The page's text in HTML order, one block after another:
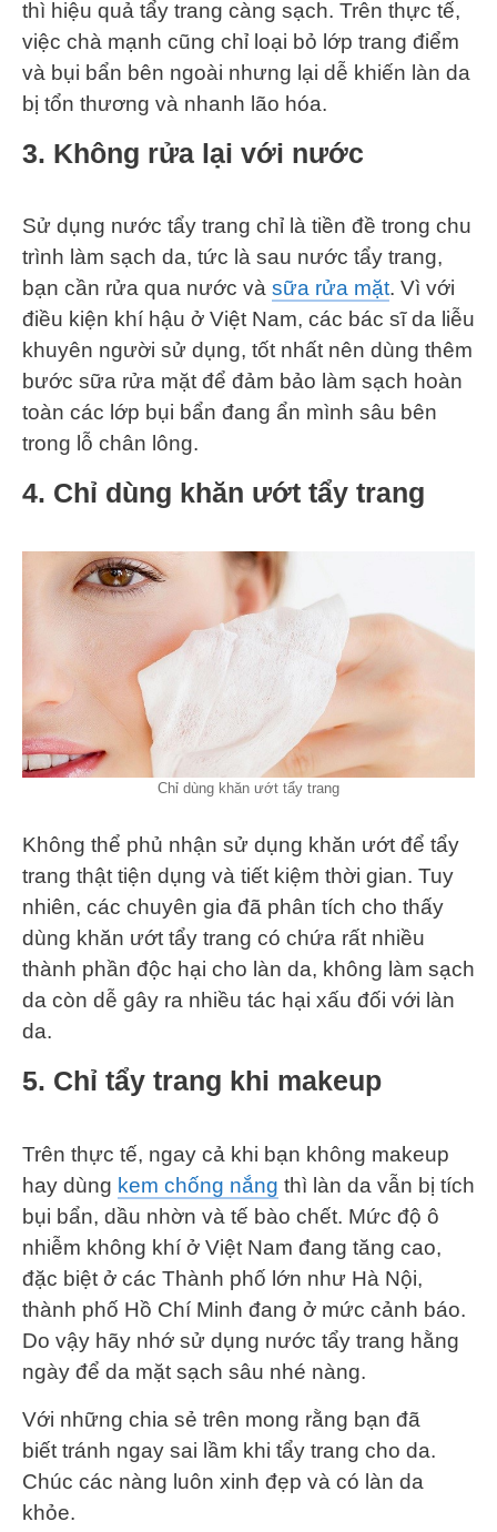
thì hiệu quả tẩy trang càng sạch. Trên thực tế,
việc chà mạnh cũng chỉ loại bỏ lớp trang điểm
và bụi bẩn bên ngoài nhưng lại dễ khiến làn da
bị tổn thương và nhanh lão hóa.
3. Không rửa lại với nước
Sử dụng nước tẩy trang chỉ là tiền đề trong chu
trình làm sạch da, tức là sau nước tẩy trang,
bạn cần rửa qua nước và sữa rửa mặt. Vì với
điều kiện khí hậu ở Việt Nam, các bác sĩ da liễu
khuyên người sử dụng, tốt nhất nên dùng thêm
bước sữa rửa mặt để đảm bảo làm sạch hoàn
toàn các lớp bụi bẩn đang ẩn mình sâu bên
trong lỗ chân lông.
4. Chỉ dùng khăn ướt tẩy trang
Chỉ dùng khăn ướt tẩy trang
Không thể phủ nhận sử dụng khăn ướt để tẩy
trang thật tiện dụng và tiết kiệm thời gian. Tuy
nhiên, các chuyên gia đã phân tích cho thấy
dùng khăn ướt tẩy trang có chứa rất nhiều
thành phần độc hại cho làn da, không làm sạch
da còn dễ gây ra nhiều tác hại xấu đối với làn
da.
5. Chỉ tẩy trang khi makeup
Trên thực tế, ngay cả khi bạn không makeup
hay dùng kem chống nắng thì làn da vẫn bị tích
bụi bẩn, dầu nhờn và tế bào chết. Mức độ ô
nhiễm không khí ở Việt Nam đang tăng cao,
đặc biệt ở các Thành phố lớn như Hà Nội,
thành phố Hồ Chí Minh đang ở mức cảnh báo.
Do vậy hãy nhớ sử dụng nước tẩy trang hằng
ngày để da mặt sạch sâu nhé nàng.
Với những chia sẻ trên mong rằng bạn đã
biết tránh ngay sai lầm khi tẩy trang cho da.
Chúc các nàng luôn xinh đẹp và có làn da
khỏe.